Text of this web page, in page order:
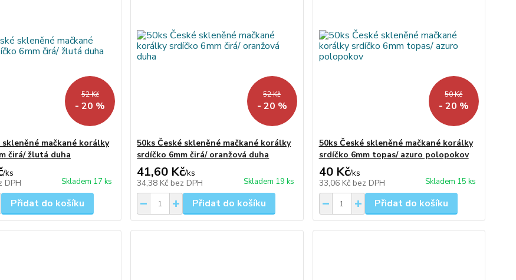
52 Kč
- 20 %
skleněné mačkané korálky
čirá/ žlutá duha
/ks
DPH Skladem 17 ks
Přidat do košíku
52 Kč
- 20 %
50ks České skleněné mačkané korálky
srdíčko 6mm čirá/ oranžová duha
41,60 Kč/ks
34,38 Kč bez DPH Skladem 19 ks
Přidat do košíku
50 Kč
- 20 %
50ks České skleněné mačkané korálky
srdíčko 6mm topas/ azuro polopokov
40 Kč/ks
33,06 Kč bez DPH Skladem 15 ks
Přidat do košíku